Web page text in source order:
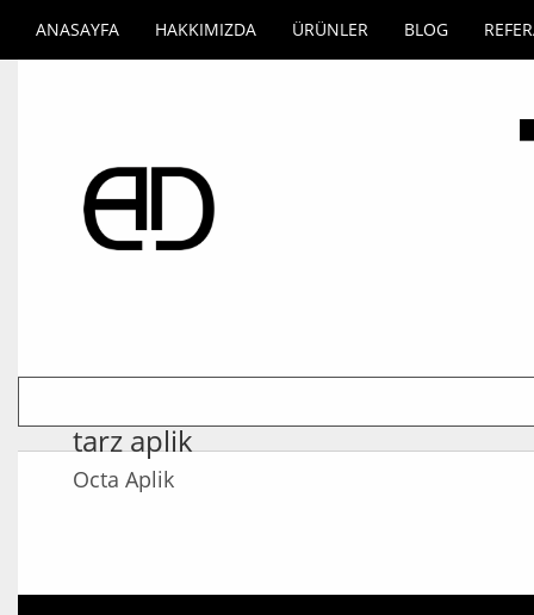
ANASAYFA HAKKIMIZDA ÜRÜNLER BLOG
tarz aplik
Octa Aplik